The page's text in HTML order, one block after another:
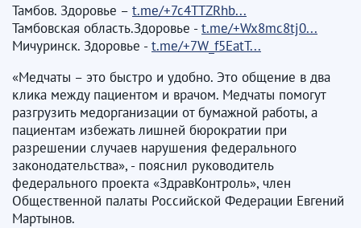
Тамбов. Здоровье – t.me/+7c4TTZRhb...
Тамбовская область.Здоровье -t.me/+Wx8mc8tj0...
Мичуринск. Здоровье -t.me/+7W_f5EatT...
«Медчаты – это быстро и удобно. Это общение в два
клика между пациентом и врачом. Медчаты помогут
разгрузить медорганизации от бумажной работы, а
пациентам избежать лишней бюрократии при
разрешении случаев нарушения федерального
законодательства», - пояснил руководитель
федерального проекта «ЗдравКонтроль», член
Общественной палаты Российской Федерации Евгений
Мартынов.